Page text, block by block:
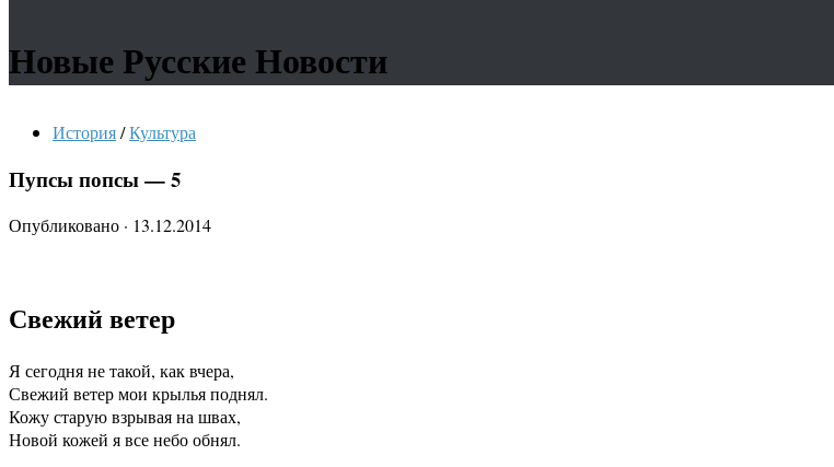
Новые Русские Новости
История/Культура
Пупсы попсы — 5
Опубликовано · 13.12.2014
Свежий ветер
Я сегодня не такой, как вчера,
Свежий ветер мои крылья поднял.
Кожу старую взрывая на швах,
Новой кожей я все небо обнял.